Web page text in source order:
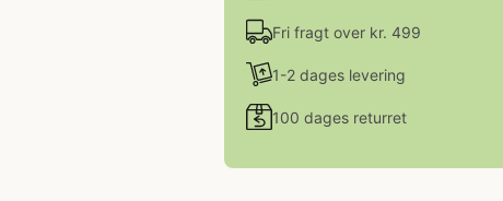
Fri fragt over kr. 499
1-2 dages levering
100 dages returret